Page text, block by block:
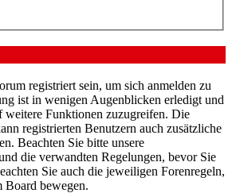
registriert sein, um sich anmelden zu
ist in wenigen Augenblicken erledigt und
weitere Funktionen zuzugreifen. Die
registrierten Benutzern auch zusätzliche
Beachten Sie bitte unsere
die verwandten Regelungen, bevor Sie
Sie auch die jeweiligen Forenregeln,
Board bewegen.